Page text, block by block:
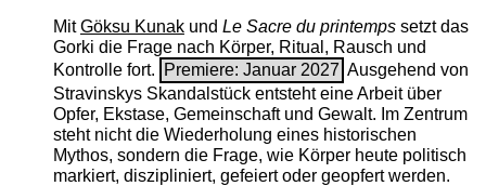
MitGöksu Kunakund Le Sacre du printempssetzt das
Gorki die Frage nach Körper, Ritual, Rausch und
Kontrolle fort.
Premiere: Januar 2027 Ausgehend von
Stravinskys Skandalstück entsteht eine Arbeit über
Opfer, Ekstase, Gemeinschaft und Gewalt. Im Zentrum
steht nicht die Wiederholung eines historischen
Mythos, sondern die Frage, wie Körper heute politisch
markiert, diszipliniert, gefeiert oder geopfert werden.